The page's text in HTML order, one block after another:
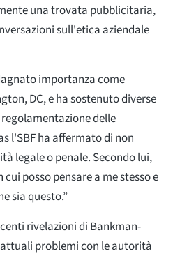
una trovata pubblicitaria,
sull'etica aziendale
importanza come
DC, e ha sostenuto diverse
delle
l'SBF ha affermato di non
legale o penale. Secondo lui,
posso pensare a me stesso e
sia questo.”
rivelazioni di Bankman-
problemi con le autorità